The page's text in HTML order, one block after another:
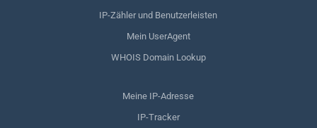
IP-Zähler und Benutzerleisten
Mein UserAgent
WHOIS Domain Lookup
Meine IP-Adresse
IP-Tracker